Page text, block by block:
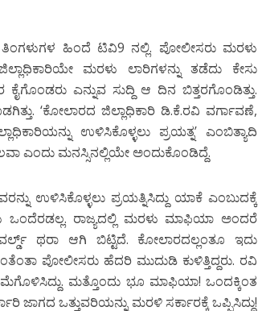
ತಿಂಗಳುಗಳ ಹಿಂದೆ ಟಿವಿ9 ನಲ್ಲಿ. ಪೋಲೀಸರು ಮರಳು
ಮರಳು ಲಾರಿಗಳನ್ನು ತಡೆದು ಕೇಸು
ಎನ್ನುವ ಸುದ್ದಿ ಆ ದಿನ ಬಿತ್ತರಗೊಂಡಿತ್ತು.
‘ಕೋಲಾರದ ಜಿಲ್ಲಾಧಿಕಾರಿ ಡಿ.ಕೆ.ರವಿ ವರ್ಗಾವಣೆ,
ಉಳಿಸಿಕೊಳ್ಳಲು ಪ್ರಯತ್ನ’ ಎಂಬಿತ್ಯಾದಿ
ಎಂದು ಮನಸ್ಸಿನಲ್ಲಿಯೇ ಅಂದುಕೊಂಡಿದ್ದೆ.
ಉಳಿಸಿಕೊಳ್ಳಲು ಪ್ರಯತ್ನಿಸಿದ್ದು ಯಾಕೆ ಎಂಬುದಕ್ಕೆ
ಒಂದೆರಡಲ್ಲ. ರಾಜ್ಯದಲ್ಲಿ ಮರಳು ಮಾಫಿಯಾ ಅಂದರೆ
ಥರಾ ಆಗಿ ಬಿಟ್ಟಿದೆ. ಕೋಲಾರದಲ್ಲಂತೂ ಇದು
ಪೋಲೀಸರು ಹೆದರಿ ಮುದುಡಿ ಕುಳಿತ್ತಿದ್ದರು. ರವಿ
ಮತ್ತೊಂದು ಭೂ ಮಾಫಿಯಾ! ಒಂದಕ್ಕಿಂತ
ಜಾಗದ ಒತ್ತುವರಿಯನ್ನು ಮರಳಿ ಸರ್ಕಾರಕ್ಕೆ ಒಪ್ಪಿಸಿದ್ದು!